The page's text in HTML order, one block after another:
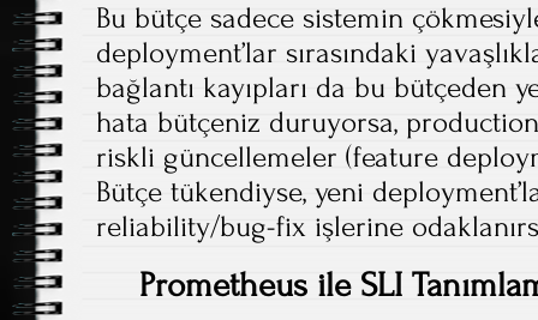
Bu bütçe sadece sistemin
deployment’lar sırasındaki
bağlantı kayıpları da bu bütçeden
hata bütçeniz duruyorsa,
riskli güncellemeler (feature
Bütçe tükendiyse, yeni
reliability/bug-fix işlerine
Prometheus ile SLI